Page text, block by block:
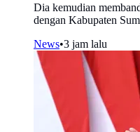
Dia kemudian
dengan Kabupaten
News•3 jam lalu